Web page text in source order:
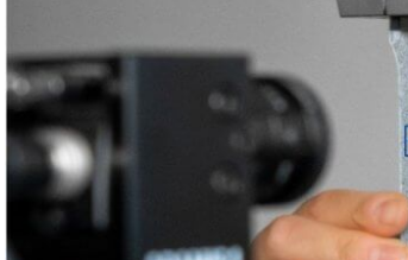
量
測
觀
Warpage、
與